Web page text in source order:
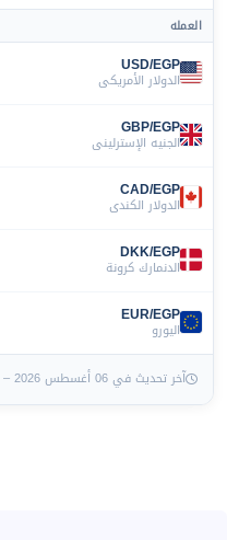
العمله
USD/EGP
الدولار الأمريكي
GBP/EGP
الجنيه الإسترليني
CAD/EGP
الدولار الكندي
DKK/EGP
الدنمارك كرونة
EUR/EGP
اليورو
آخر تحديث في 06 أغسطس 2026 – 02:20 م